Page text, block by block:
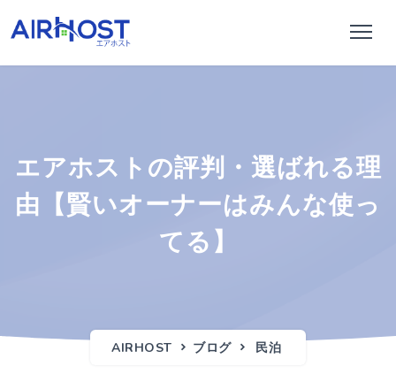
エアホストの評判・選ばれる理
由【賢いオーナーはみんな使っ
てる】
AIRHOST ブログ 民泊